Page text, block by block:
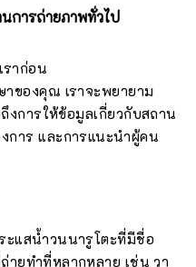
การถ่ายภาพทั่วไป
าก่อน
ของคุณ เราจะพยายาม
การให้ข้อมูลเกี่ยวกับสถาน
การ และการแนะนำผู้คน
ะแสน้ำวนนารูโตะที่มีชื่อ
ายทำที่หลากหลาย เช่น วา